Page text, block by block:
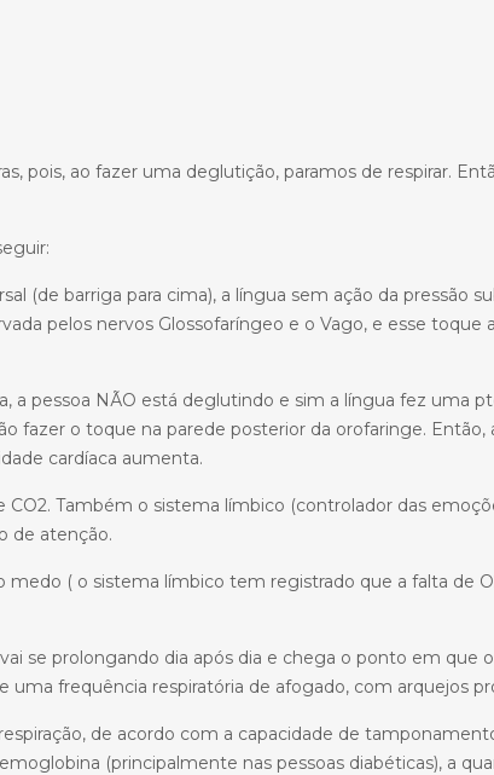
pois, ao fazer uma deglutição, paramos de respirar.
(de barriga para cima), a língua sem ação da pressão
pelos nervos Glossofaríngeo e o Vago, e esse toque
a pessoa NÃO está deglutindo e sim a língua fez uma
fazer o toque na parede posterior da orofaringe. Então,
cardíaca aumenta.
Também o sistema límbico (controlador das
de atenção.
( o sistema límbico tem registrado que a falta de
se prolongando dia após dia e chega o ponto em que
frequência respiratória de afogado, com arquejos
de acordo com a capacidade de
(principalmente nas pessoas diabéticas), a